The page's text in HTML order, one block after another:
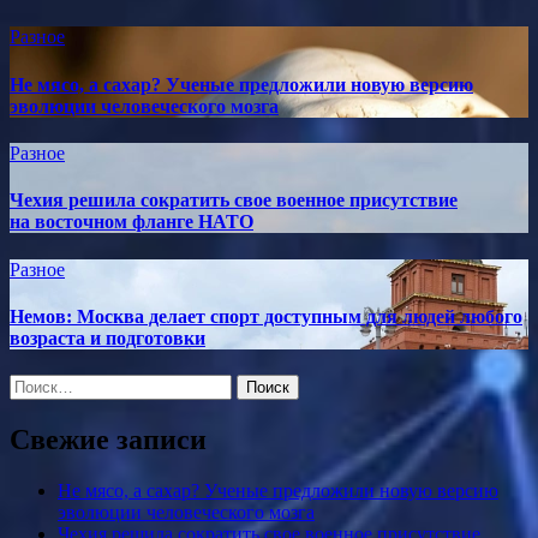
Разное
Не мясо, а сахар? Ученые предложили новую версию
эволюции человеческого мозга
Разное
Чехия решила сократить свое военное присутствие
на восточном фланге НАТО
Разное
Немов: Москва делает спорт доступным для людей любого
возраста и подготовки
Найти:
Свежие записи
Не мясо, а сахар? Ученые предложили новую версию
эволюции человеческого мозга
Чехия решила сократить свое военное присутствие